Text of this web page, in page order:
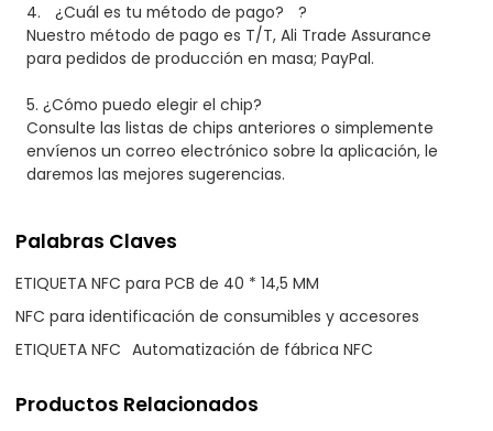
4. ¿Cuál es tu método de pago?
?
Nuestro método de pago es T/T, Ali Trade Assurance
para pedidos de producción en masa; PayPal.
5. ¿Cómo puedo elegir el chip?
Consulte las listas de chips anteriores o simplemente
envíenos un correo electrónico sobre la aplicación, le
daremos las mejores sugerencias.
Palabras Claves
ETIQUETA NFC para PCB de 40 * 14,5 MM
NFC para identificación de consumibles y accesores
ETIQUETA NFC Automatización de fábrica NFC
Productos Relacionados